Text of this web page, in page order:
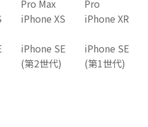
Pro Max
Pro
iPhone XS iPhone XR
iPhone SE
(第2世代)
iPhone SE
(第1世代)